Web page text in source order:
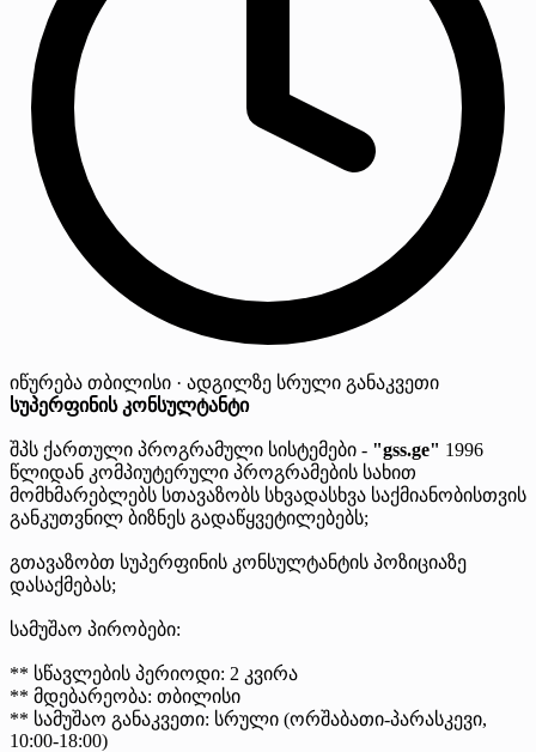
იწურება თბილისი · ადგილზე სრული განაკვეთი
სუპერფინის კონსულტანტი
შპს ქართული პროგრამული სისტემები - "gss.ge" 1996
წლიდან კომპიუტერული პროგრამების სახით
მომხმარებლებს სთავაზობს სხვადასხვა საქმიანობისთვის
განკუთვნილ ბიზნეს გადაწყვეტილებებს;
გთავაზობთ სუპერფინის კონსულტანტის პოზიციაზე
დასაქმებას;
სამუშაო პირობები:
** სწავლების პერიოდი: 2 კვირა
** მდებარეობა: თბილისი
** სამუშაო განაკვეთი: სრული (ორშაბათი-პარასკევი,
10:00-18:00)